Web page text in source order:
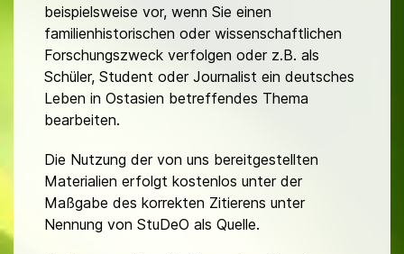
beispielsweise vor, wenn Sie einen
familienhistorischen oder wissenschaftlichen
Forschungszweck verfolgen oder z.B. als
Schüler, Student oder Journalist ein deutsches
Leben in Ostasien betreffendes Thema
bearbeiten.
Die Nutzung der von uns bereitgestellten
Materialien erfolgt kostenlos unter der
Maßgabe des korrekten Zitierens unter
Nennung von StuDeO als Quelle.